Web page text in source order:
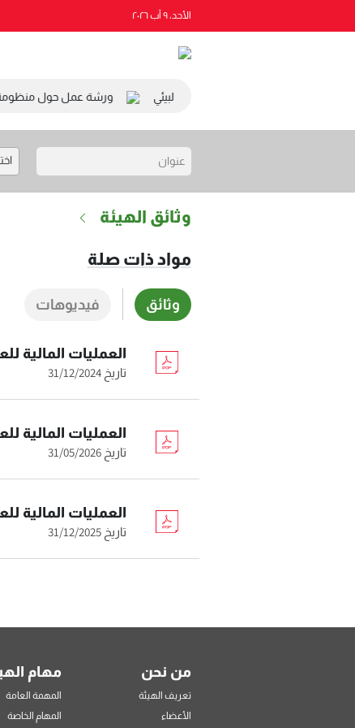
الأحد، ٩ آب ٢٠٢٦
المجلس الاقتصادي والاجتماعي والبيئي ورشة عمل حول منظومة
وثائق الهيئة
مواد ذات صلة
وثائق فيديوهات
العمليات المالية للعام 2024 التي تزيد عن خمسون مليون
تاريخ 31/12/2024
العمليات المالية للعام 2026 التي تزيد عن خمسون مليون
تاريخ 31/05/2026
العمليات المالية للعام 2025 التي تزيد عن خمسون مليون
تاريخ 31/12/2025
من نحن
تعريف الهيئة
الأعضاء
مهام
المهمة العامة
المهام الخاصة